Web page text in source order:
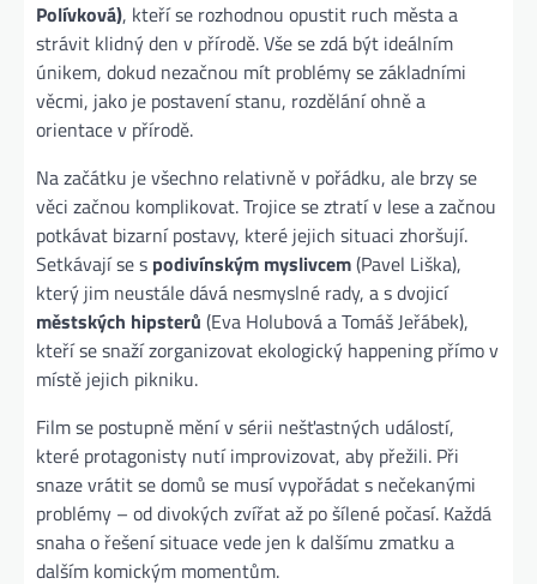
Polívková), kteří se rozhodnou opustit ruch města a
strávit klidný den v přírodě. Vše se zdá být ideálním
únikem, dokud nezačnou mít problémy se základními
věcmi, jako je postavení stanu, rozdělání ohně a
orientace v přírodě.
Na začátku je všechno relativně v pořádku, ale brzy se
věci začnou komplikovat. Trojice se ztratí v lese a začnou
potkávat bizarní postavy, které jejich situaci zhoršují.
Setkávají se s podivínským myslivcem(Pavel Liška),
který jim neustále dává nesmyslné rady, a s dvojicí
městských hipsterů (Eva Holubová a Tomáš Jeřábek),
kteří se snaží zorganizovat ekologický happening přímo v
místě jejich pikniku.
Film se postupně mění v sérii nešťastných událostí,
které protagonisty nutí improvizovat, aby přežili. Při
snaze vrátit se domů se musí vypořádat s nečekanými
problémy – od divokých zvířat až po šílené počasí. Každá
snaha o řešení situace vede jen k dalšímu zmatku a
dalším komickým momentům.